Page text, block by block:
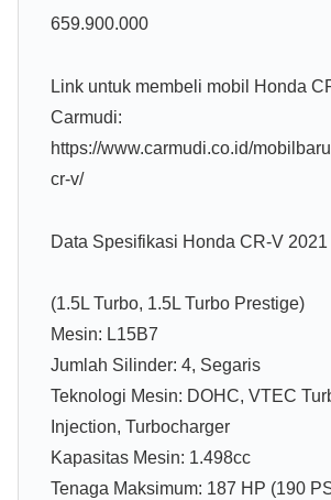
659.900.000
Link untuk membeli mobil Honda
Carmudi:
https://www.carmudi.co.id/
cr-v/
Data Spesifikasi Honda CR-V
(1.5L Turbo, 1.5L Turbo Prestige)
Mesin: L15B7
Jumlah Silinder: 4, Segaris
Teknologi Mesin: DOHC, VTEC
Injection, Turbocharger
Kapasitas Mesin: 1.498cc
Tenaga Maksimum: 187 HP (190